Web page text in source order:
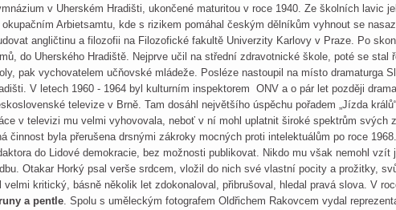
v Uherském Hradišti, ukončené maturitou v roce 1940. Ze školních lavic
okupačním Arbietsamtu, kde s rizikem pomáhal českým dělníkům vyhnout se
angličtinu a filozofii na Filozofické fakultě Univerzity Karlovy v Praze. Po
do Uherského Hradiště. Nejprve učil na střední zdravotnické škole, poté se stal
pak vychovatelem učňovské mládeže. Posléze nastoupil na místo dramaturga
V letech 1960 - 1964 byl kulturním inspektorem ONV a o pár let později
televize v Brně. Tam dosáhl největšího úspěchu pořadem „Jízda
v televizi mu velmi vyhovovala, neboť v ní mohl uplatnit široké spektrům svých
činnost byla přerušena drsnými zákroky mocných proti intelektuálům po roce
do Lidové demokracie, bez možnosti publikovat. Nikdo mu však nemohl vzít
Otakar Horký psal verše srdcem, vložil do nich své vlastní pocity a prožitky,
velmi kritický, básně několik let zdokonaloval, přibrušoval, hledal pravá slova. V
a pentle. Spolu s uměleckým fotografem Oldřichem Rakovcem vydal